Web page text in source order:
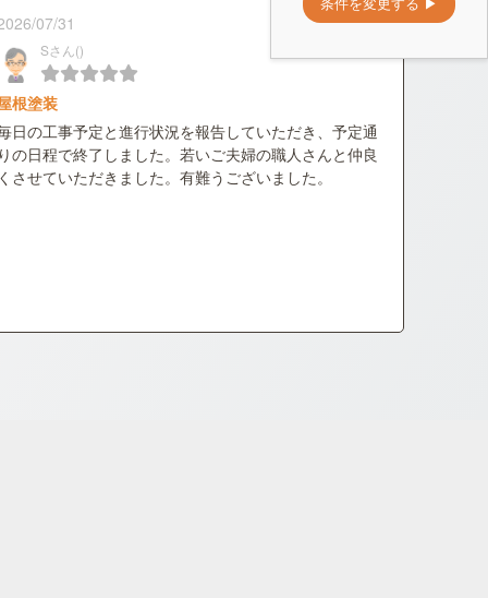
07/31
Sさん()
根塗装
日の工事予定と進行状況を報告していただき、予定通
の日程で終了しました。若いご夫婦の職人さんと仲良
させていただきました。有難うございました。